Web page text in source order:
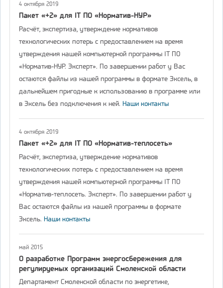
4 октября 2019
Пакет «+2» для IT ПО «Норматив-НУР»
Расчёт, экспертиза, утверждение нормативов
технологических потерь с предоставлением на время
утверждения нашей компьютерной программы IT ПО
«Норматив-НУР. Эксперт». По завершении работ у Вас
остаются файлы из нашей программы в формате Эксель, в
дальнейшем пригодные к использованию в программе или
в Эксель без подключения к ней. Наши контакты
4 октября 2019
Пакет «+2» для IT ПО «Норматив-теплосеть»
Расчёт, экспертиза, утверждение нормативов
технологических потерь с предоставлением на время
утверждения нашей компьютерной программы IT ПО
«Норматив-теплосеть. Эксперт». По завершении работ у
Вас остаются файлы из нашей программы в формате
Эксель. Наши контакты
май 2015
О разработке Программ энергосбережения для
регулируемых организаций Смоленской области
Департамент Смоленской области по энергетике,